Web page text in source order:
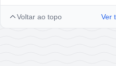
Voltar ao topo Ver